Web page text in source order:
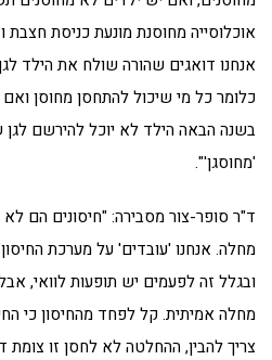
אוכלוסייה מחוסנת מונעת כניסת חצבת
אנחנו דואגים שהורה שולח את הילד
כלומר כל מי שיכול להתחסן מחוסן
בשנה הבאה הילד לא יוכל להירשם
'מחוסגן'".
ד"ר סופר-צור מסבירה: "חיסונים הם
מחלה. אנחנו 'עובדים' על מערכת
ובגלל זה לפעמים יש תופעות לוואי,
מחלה אמיתית. קל לפחד מהחיסון כי
צריך להבין, ההחלטה לא לחסן זו